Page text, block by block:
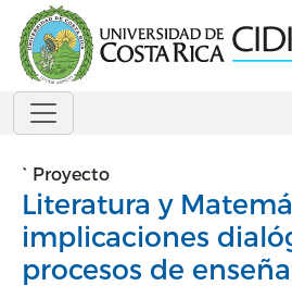
Pasar al contenido principal
` Proyecto
Literatura y
implicaciones
procesos de